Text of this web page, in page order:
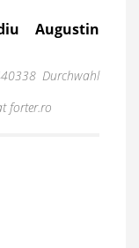
Augustin
Durchwahl
forter.ro